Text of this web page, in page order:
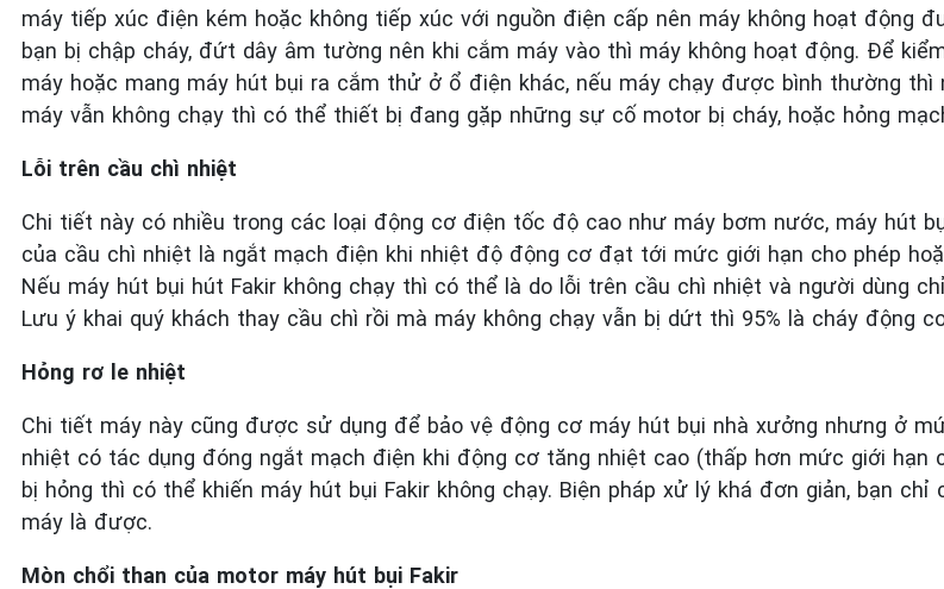
máy tiếp xúc điện kém hoặc không tiếp xúc với nguồn điện cấp nên máy không hoạt động
bạn bị chập cháy, đứt dây âm tường nên khi cắm máy vào thì máy không hoạt động. Để
máy hoặc mang máy hút bụi ra cắm thử ở ổ điện khác, nếu máy chạy được bình thường thì
máy vẫn không chạy thì có thể thiết bị đang gặp những sự cố motor bị cháy, hoặc hỏng
Lỗi trên cầu chì nhiệt
Chi tiết này có nhiều trong các loại động cơ điện tốc độ cao như máy bơm nước, máy hút
của cầu chì nhiệt là ngắt mạch điện khi nhiệt độ động cơ đạt tới mức giới hạn cho phép
Nếu máy hút bụi hút Fakir không chạy thì có thể là do lỗi trên cầu chì nhiệt và người dùng
Lưu ý khai quý khách thay cầu chì rồi mà máy không chạy vẫn bị dứt thì 95% là cháy động
Hỏng rơ le nhiệt
Chi tiết máy này cũng được sử dụng để bảo vệ động cơ máy hút bụi nhà xưởng nhưng ở
nhiệt có tác dụng đóng ngắt mạch điện khi động cơ tăng nhiệt cao (thấp hơn mức giới hạn
bị hỏng thì có thể khiến máy hút bụi Fakir không chạy. Biện pháp xử lý khá đơn giản, bạn
máy là được.
Mòn chổi than của motor máy hút bụi Fakir